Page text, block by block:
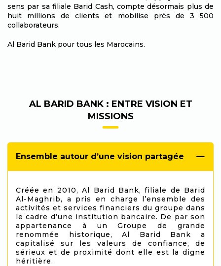
sens par sa filiale Barid Cash, compte désormais plus de
huit millions de clients et mobilise près de 3 500
collaborateurs.
Al Barid Bank pour tous les Marocains.
AL BARID BANK : ENTRE VISION ET
MISSIONS
Ensemble autour d’une vision partagée
Créée en 2010, Al Barid Bank, filiale de Barid
Al-Maghrib, a pris en charge l’ensemble des
activités et services financiers du groupe dans
le cadre d’une institution bancaire. De par son
appartenance à un Groupe de grande
renommée historique, Al Barid Bank a
capitalisé sur les valeurs de confiance, de
sérieux et de proximité dont elle est la digne
héritière.